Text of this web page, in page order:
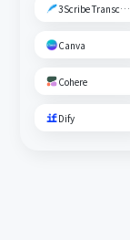
3Scribe Transcription
Canva
Cohere
Dify